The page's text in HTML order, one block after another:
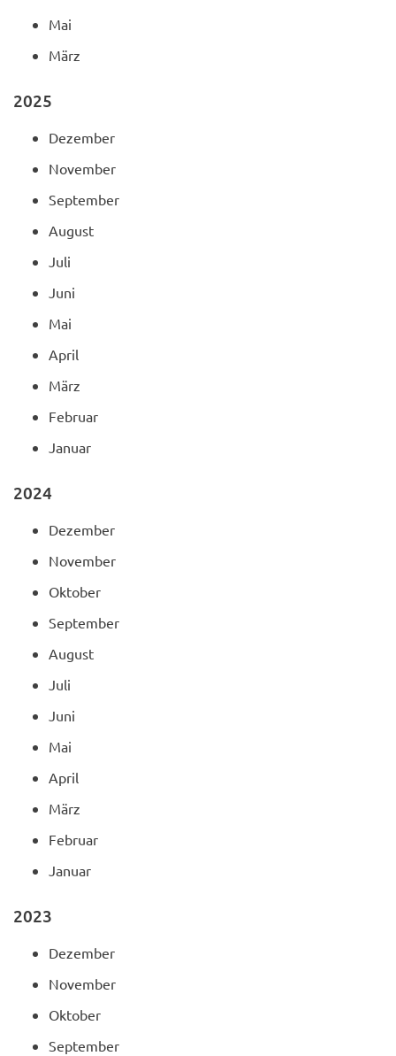
Mai
März
2025
Dezember
November
September
August
Juli
Juni
Mai
April
März
Februar
Januar
2024
Dezember
November
Oktober
September
August
Juli
Juni
Mai
April
März
Februar
Januar
2023
Dezember
November
Oktober
September